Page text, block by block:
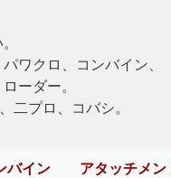
ワクロ、コンバイン、
ーダー。
二プロ、コバシ。
バイン アタッチメン